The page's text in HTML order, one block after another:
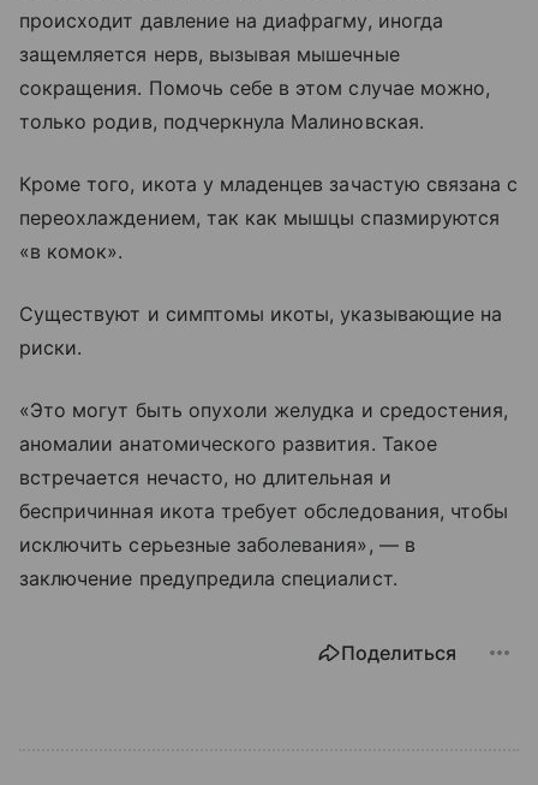
происходит давление на диафрагму, иногда
защемляется нерв, вызывая мышечные
сокращения. Помочь себе в этом случае можно,
только родив, подчеркнула Малиновская.
Кроме того, икота у младенцев зачастую связана с
переохлаждением, так как мышцы спазмируются
«в комок».
Существуют и симптомы икоты, указывающие на
риски.
«Это могут быть опухоли желудка и средостения,
аномалии анатомического развития. Такое
встречается нечасто, но длительная и
беспричинная икота требует обследования, чтобы
исключить серьезные заболевания», — в
заключение предупредила специалист.
Поделиться